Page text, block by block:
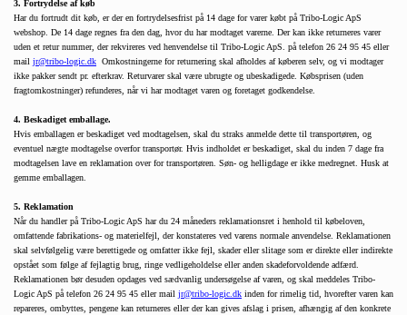
3. Fortrydelse af køb
Har du fortrudt dit køb, er der en fortrydelsesfrist på 14 dage for varer købt på Tribo-Logic ApS
webshop. De 14 dage regnes fra den dag, hvor du har modtaget varerne. Der kan ikke returneres varer
uden et retur nummer, der rekvireres ved henvendelse til Tribo-Logic ApS. på telefon 26 24 95 45 eller
mail jr@tribo-logic.dk Omkostningerne for returnering skal afholdes af køberen selv, og vi modtager
ikke pakker sendt pr. efterkrav. Returvarer skal være ubrugte og ubeskadigede. Købsprisen (uden
fragtomkostninger) refunderes, når vi har modtaget varen og foretaget godkendelse.
4. Beskadiget emballage.
Hvis emballagen er beskadiget ved modtagelsen, skal du straks anmelde dette til transportøren, og
eventuel nægte modtagelse overfor transportør. Hvis indholdet er beskadiget, skal du inden 7 dage fra
modtagelsen lave en reklamation over for transportøren. Søn- og helligdage er ikke medregnet. Husk at
gemme emballagen.
5. Reklamation
Når du handler på Tribo-Logic ApS har du 24 måneders reklamationsret i henhold til købeloven,
omfattende fabrikations- og materielfejl, der konstateres ved varens normale anvendelse. Reklamationen
skal selvfølgelig være berettigede og omfatter ikke fejl, skader eller slitage som er direkte eller indirekte
opstået som følge af fejlagtig brug, ringe vedligeholdelse eller anden skadeforvoldende adfærd.
Reklamationen bør desuden opdages ved sædvanlig undersøgelse af varen, og skal meddeles Tribo-
Logic ApS på telefon 26 24 95 45 eller mail jr@tribo-logic.dk inden for rimelig tid, hvorefter varen kan
repareres, ombyttes, pengene kan returneres eller der kan gives afslag i prisen, afhængig af den konkrete